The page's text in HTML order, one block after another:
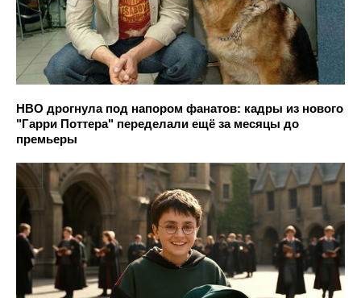
HBO дрогнула под напором фанатов: кадры из нового
"Гарри Поттера" переделали ещё за месяцы до
премьеры